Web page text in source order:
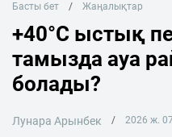
Басты бет Жаңалықтар
+40°C ыстық
тамызда ауа
болады?
Лунара Арынбек 2026 ж.